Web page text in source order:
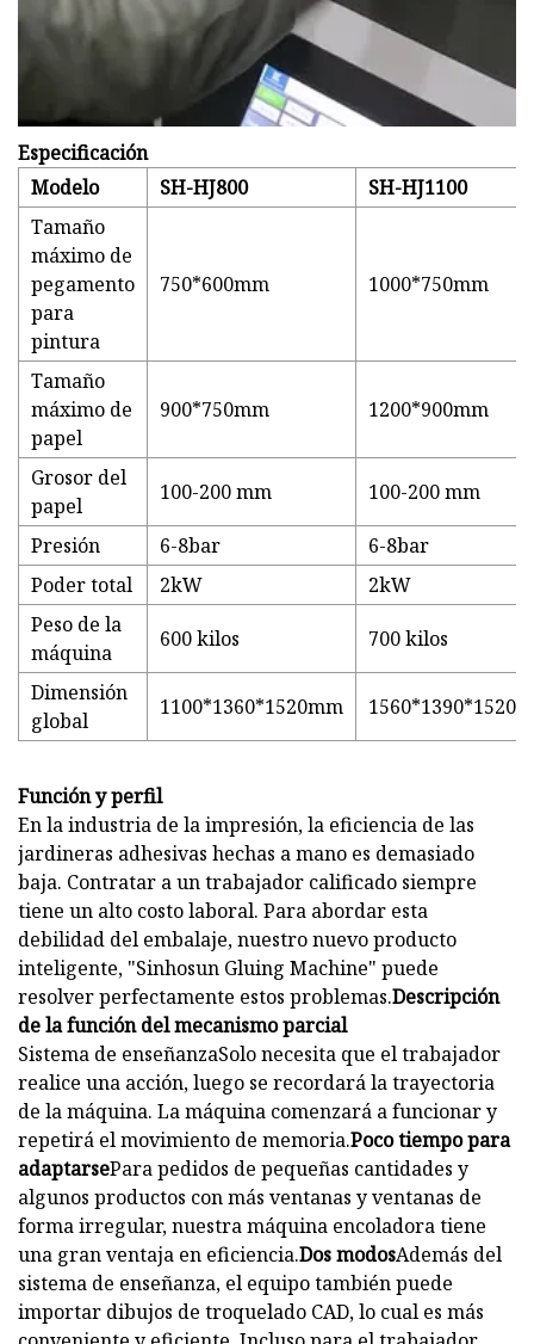
Especificación
Modelo
SH-HJ800
SH-HJ1100
Tamaño
máximo de
pegamento
para
pintura
750*600mm 1000*750mm
Tamaño
máximo de
papel
900*750mm 1200*900mm
Grosor del
papel
100-200 mm 100-200 mm
Presión 6-8bar
6-8bar
Poder total
2kW
2kW
Peso de la
máquina
600 kilos 700 kilos
Dimensión
global
1100*1360*1520mm
Función y perfil
En la industria de la impresión, la eficiencia de las
jardineras adhesivas hechas a mano es demasiado
baja. Contratar a un trabajador calificado siempre
tiene un alto costo laboral. Para abordar esta
debilidad del embalaje, nuestro nuevo producto
inteligente, "Sinhosun Gluing Machine" puede
resolver perfectamente estos problemas.Descripción
de la función del mecanismo parcial
Sistema de enseñanzaSolo necesita que el trabajador
realice una acción, luego se recordará la trayectoria
de la máquina. La máquina comenzará a funcionar y
repetirá el movimiento de memoria.Poco tiempo para
adaptarsePara pedidos de pequeñas cantidades y
algunos productos con más ventanas y ventanas de
forma irregular, nuestra máquina encoladora tiene
una gran ventaja en eficiencia.Dos modosAdemás del
sistema de enseñanza, el equipo también puede
importar dibujos de troquelado CAD, lo cual es más